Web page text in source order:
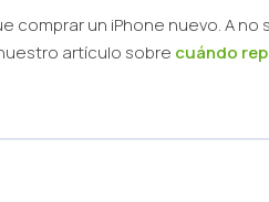
un iPhone nuevo. A
artículo sobre cuándo